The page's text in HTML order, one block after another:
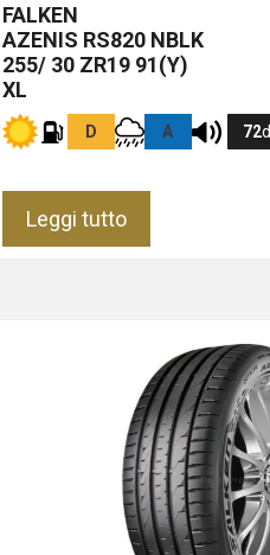
FALKEN
AZENIS RS820 NBLK
255/ 30 ZR19 91(Y)
XL
D A 72
Leggi tutto